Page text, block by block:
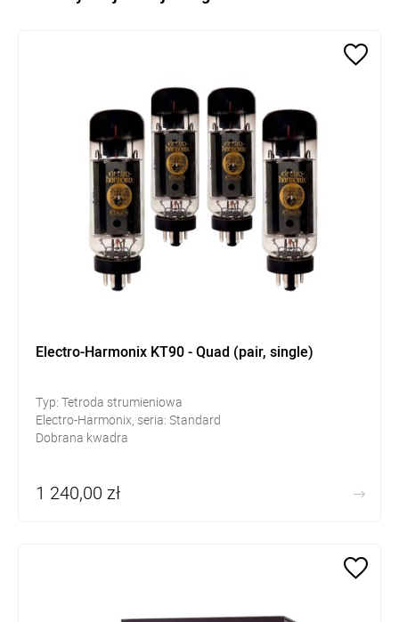
Electro-Harmonix KT90 - Quad (pair, single)
Typ: Tetroda strumieniowa
Electro-Harmonix, seria: Standard
Dobrana kwadra
1 240,00 zł